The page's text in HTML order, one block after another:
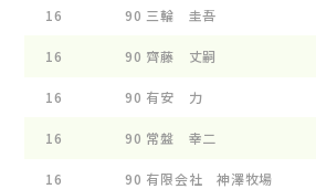
16 90 三輪 圭吾
16 90 齊藤 丈嗣
16 90 有安 力
16 90 常盤 幸二
16 90 有限会社 神澤牧場